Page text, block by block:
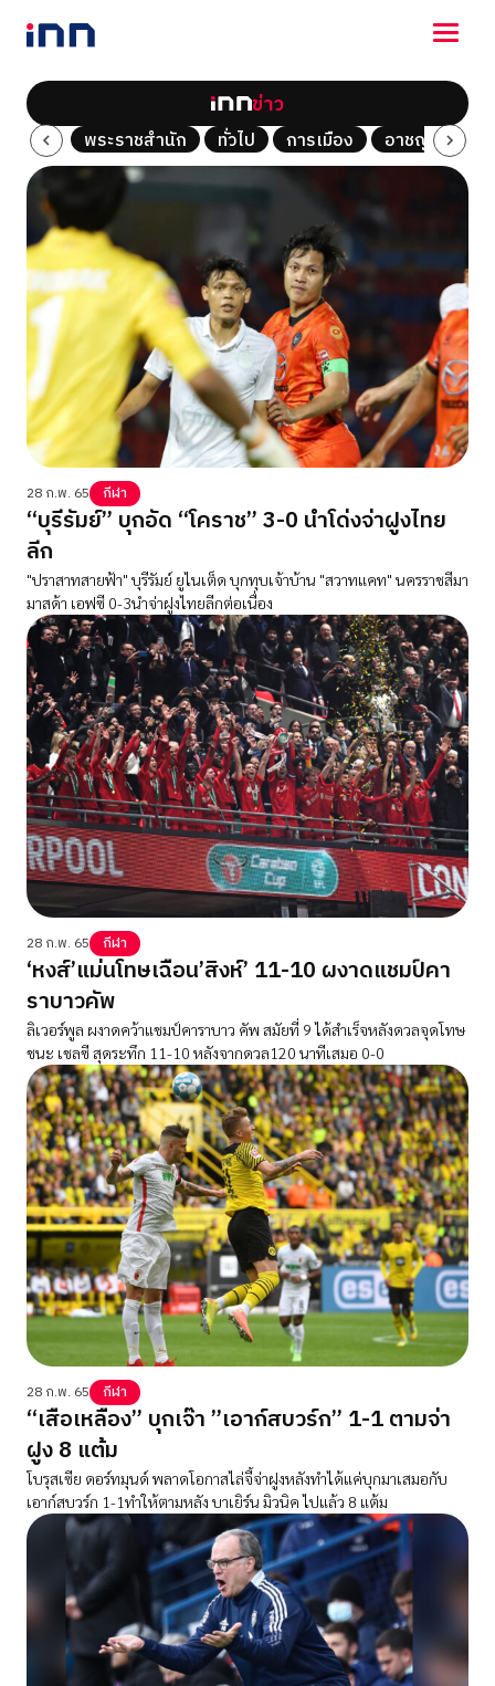
NEWS
ENTERTAINMENT
LIFESTYLE
HOROSCOPE
LOTTERY
VIDEO
ร่วมด้วยช่วยกัน
ข่าว
Tech พระราชสำนัก ทั่วไป การเมือง อาชญากรรม
28 ก.พ. 65 กีฬา
“บุรีรัมย์” บุกอัด “โคราช” 3-0 นำโด่งจ่าฝูงไทย
ลีก
"ปราสาทสายฟ้า" บุรีรัมย์ ยูไนเต็ด บุกทุบเจ้าบ้าน "สวาทแคท" นครราชสีมา
มาสด้า เอฟซี 0-3นำจ่าฝูงไทยลีกต่อเนื่อง
28 ก.พ. 65 กีฬา
‘หงส์’แม่นโทษเฉือน’สิงห์’ 11-10 ผงาดแชมป์คา
ราบาวคัพ
ลิเวอร์พูล ผงาดคว้าแชมป์คาราบาว คัพ สมัยที่ 9 ได้สำเร็จหลังดวลจุดโทษ
ชนะ เชลซี สุดระทึก 11-10 หลังจากดวล120 นาทีเสมอ 0-0
28 ก.พ. 65 กีฬา
“เสือเหลือง” บุกเจ๊า ”เอาก์สบวร์ก” 1-1 ตามจ่า
ฝูง 8 แต้ม
โบรุสเซีย ดอร์ทมุนด์ พลาดโอกาสไล่จี้จ่าฝูงหลังทำได้แค่บุกมาเสมอกับ
เอาก์สบวร์ก 1-1ทำให้ตามหลัง บาเยิร์น มิวนิค ไปแล้ว 8 แต้ม